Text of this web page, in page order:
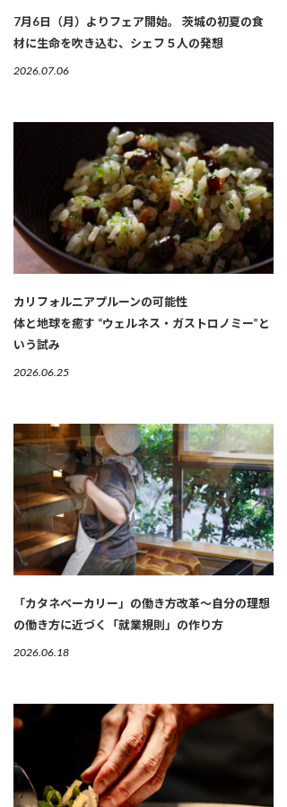
7月6日（月）よりフェア開始。 茨城の初夏の食
材に生命を吹き込む、シェフ５人の発想
2026.07.06
カリフォルニアプルーンの可能性
体と地球を癒す “ウェルネス・ガストロノミー”と
いう試み
2026.06.25
「カタネベーカリー」の働き方改革～自分の理想
の働き方に近づく「就業規則」の作り方
2026.06.18